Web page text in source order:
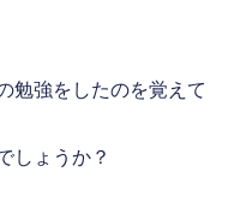
勉強をしたのを覚えて
しょうか？